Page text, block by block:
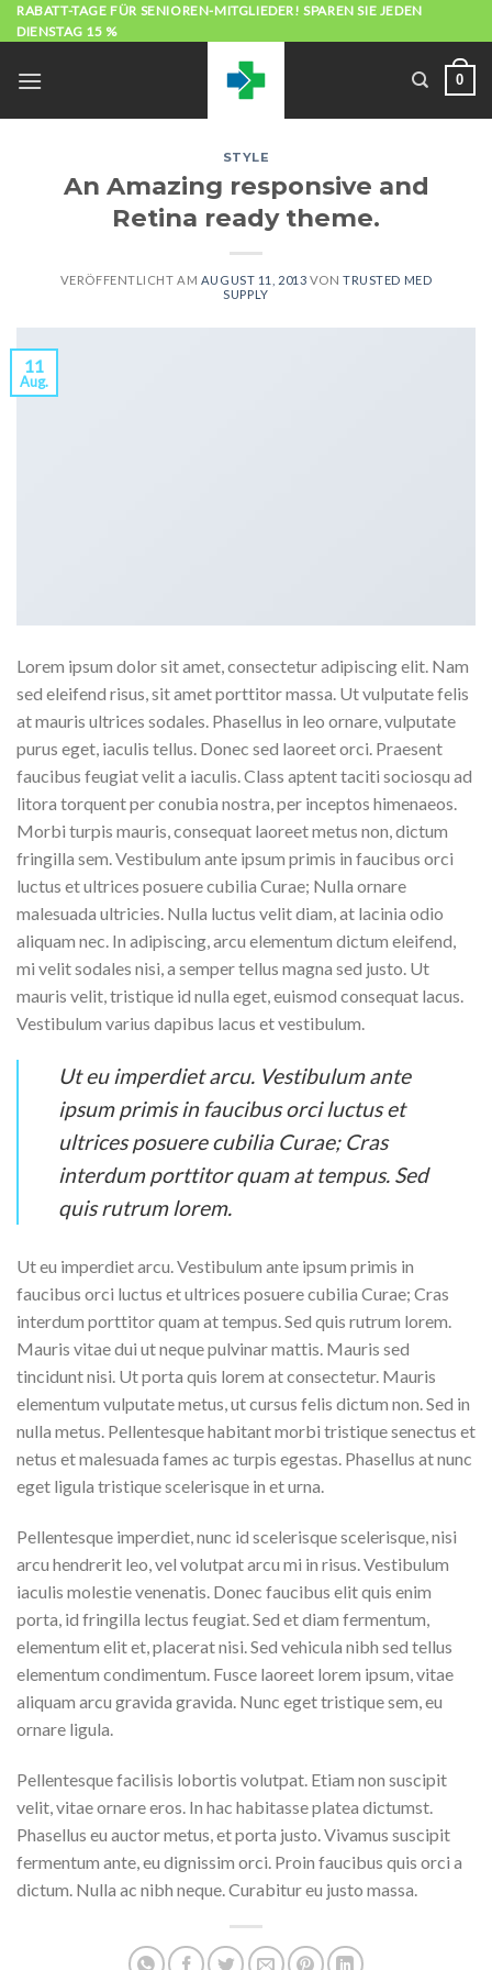
Zum
Inhalt
RABATT-TAGE FÜR SENIOREN-MITGLIEDER! SPAREN SIE JEDEN
DIENSTAG 15 %
0
STYLE
An Amazing responsive and
Retina ready theme.
VERÖFFENTLICHT AM AUGUST 11, 2013 VONTRUSTED MED
SUPPLY
11
Aug.
Lorem ipsum dolor sit amet, consectetur adipiscing elit. Nam
sed eleifend risus, sit amet porttitor massa. Ut vulputate felis
at mauris ultrices sodales. Phasellus in leo ornare, vulputate
purus eget, iaculis tellus. Donec sed laoreet orci. Praesent
faucibus feugiat velit a iaculis. Class aptent taciti sociosqu ad
litora torquent per conubia nostra, per inceptos himenaeos.
Morbi turpis mauris, consequat laoreet metus non, dictum
fringilla sem. Vestibulum ante ipsum primis in faucibus orci
luctus et ultrices posuere cubilia Curae; Nulla ornare
malesuada ultricies. Nulla luctus velit diam, at lacinia odio
aliquam nec. In adipiscing, arcu elementum dictum eleifend,
mi velit sodales nisi, a semper tellus magna sed justo. Ut
mauris velit, tristique id nulla eget, euismod consequat lacus.
Vestibulum varius dapibus lacus et vestibulum.
Ut eu imperdiet arcu. Vestibulum ante
ipsum primis in faucibus orci luctus et
ultrices posuere cubilia Curae; Cras
interdum porttitor quam at tempus. Sed
quis rutrum lorem.
Ut eu imperdiet arcu. Vestibulum ante ipsum primis in
faucibus orci luctus et ultrices posuere cubilia Curae; Cras
interdum porttitor quam at tempus. Sed quis rutrum lorem.
Mauris vitae dui ut neque pulvinar mattis. Mauris sed
tincidunt nisi. Ut porta quis lorem at consectetur. Mauris
elementum vulputate metus, ut cursus felis dictum non. Sed in
nulla metus. Pellentesque habitant morbi tristique senectus et
netus et malesuada fames ac turpis egestas. Phasellus at nunc
eget ligula tristique scelerisque in et urna.
Pellentesque imperdiet, nunc id scelerisque scelerisque, nisi
arcu hendrerit leo, vel volutpat arcu mi in risus. Vestibulum
iaculis molestie venenatis. Donec faucibus elit quis enim
porta, id fringilla lectus feugiat. Sed et diam fermentum,
elementum elit et, placerat nisi. Sed vehicula nibh sed tellus
elementum condimentum. Fusce laoreet lorem ipsum, vitae
aliquam arcu gravida gravida. Nunc eget tristique sem, eu
ornare ligula.
Pellentesque facilisis lobortis volutpat. Etiam non suscipit
velit, vitae ornare eros. In hac habitasse platea dictumst.
Phasellus eu auctor metus, et porta justo. Vivamus suscipit
fermentum ante, eu dignissim orci. Proin faucibus quis orci a
dictum. Nulla ac nibh neque. Curabitur eu justo massa.